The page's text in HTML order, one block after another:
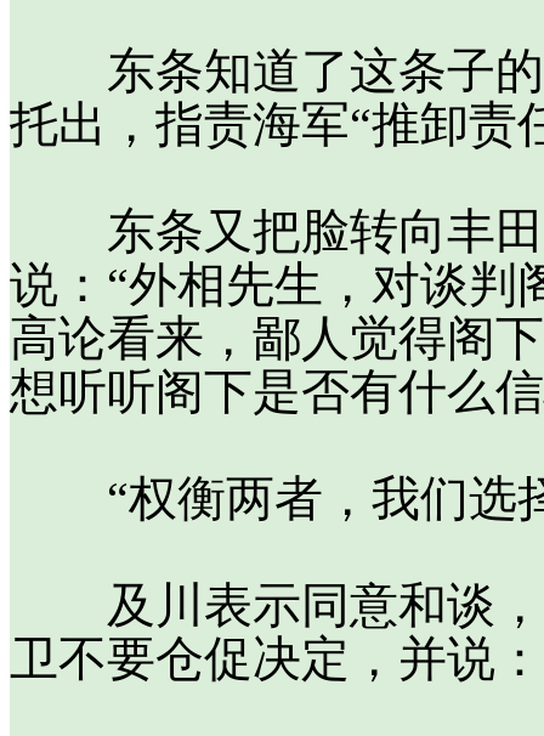
东条知道了这条子的
托出，指责海军“推卸责
东条又把脸转向丰田
说：“外相先生，对谈判
高论看来，鄙人觉得阁
想听听阁下是否有什么
“权衡两者，我们选
及川表示同意和谈，
卫不要仓促决定，并说